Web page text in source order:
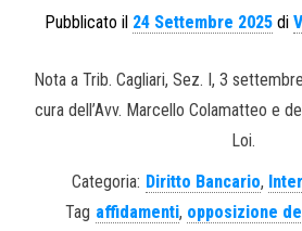
Pubblicato il 24 Settembre 2025di
Nota a Trib. Cagliari, Sez. I, 3
cura dell’Avv. Marcello Colamatteo e
Loi.
Categoria: Diritto Bancario,
Tag affidamenti, opposizione